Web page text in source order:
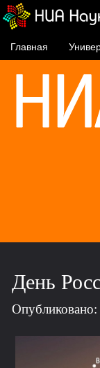
Главная
День